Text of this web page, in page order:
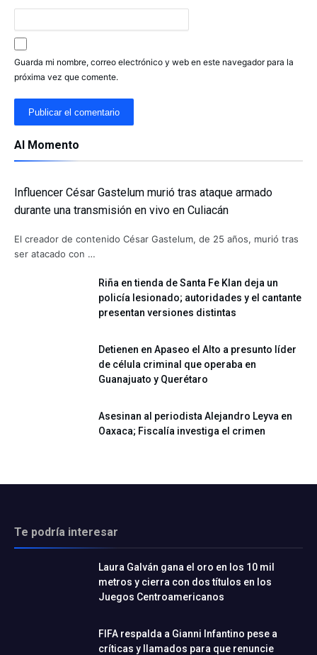
Guarda mi nombre, correo electrónico y web en este navegador para la
próxima vez que comente.
Al Momento
Influencer César Gastelum murió tras ataque armado
durante una transmisión en vivo en Culiacán
El creador de contenido César Gastelum, de 25 años, murió tras
ser atacado con …
Riña en tienda de Santa Fe Klan deja un
policía lesionado; autoridades y el cantante
presentan versiones distintas
Detienen en Apaseo el Alto a presunto líder
de célula criminal que operaba en
Guanajuato y Querétaro
Asesinan al periodista Alejandro Leyva en
Oaxaca; Fiscalía investiga el crimen
Te podría interesar
Laura Galván gana el oro en los 10 mil
metros y cierra con dos títulos en los
Juegos Centroamericanos
FIFA respalda a Gianni Infantino pese a
críticas y llamados para que renuncie